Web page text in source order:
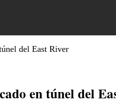
del East River
en túnel del